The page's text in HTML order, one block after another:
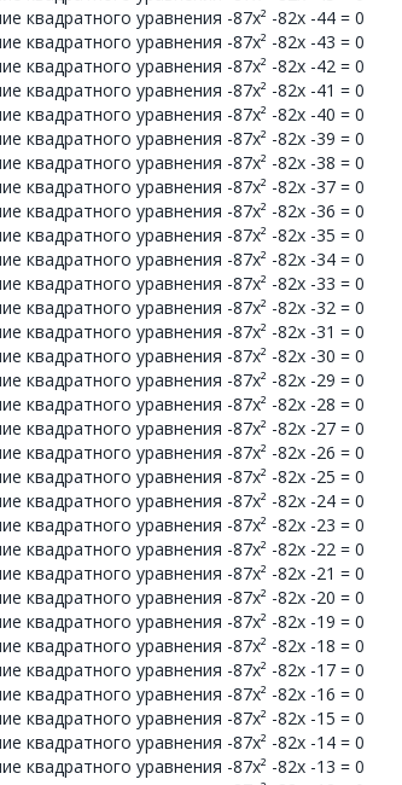
квадратного уравнения -87x² -82x -44 = 0
квадратного уравнения -87x² -82x -43 = 0
квадратного уравнения -87x² -82x -42 = 0
квадратного уравнения -87x² -82x -41 = 0
квадратного уравнения -87x² -82x -40 = 0
квадратного уравнения -87x² -82x -39 = 0
квадратного уравнения -87x² -82x -38 = 0
квадратного уравнения -87x² -82x -37 = 0
квадратного уравнения -87x² -82x -36 = 0
квадратного уравнения -87x² -82x -35 = 0
квадратного уравнения -87x² -82x -34 = 0
квадратного уравнения -87x² -82x -33 = 0
квадратного уравнения -87x² -82x -32 = 0
квадратного уравнения -87x² -82x -31 = 0
квадратного уравнения -87x² -82x -30 = 0
квадратного уравнения -87x² -82x -29 = 0
квадратного уравнения -87x² -82x -28 = 0
квадратного уравнения -87x² -82x -27 = 0
квадратного уравнения -87x² -82x -26 = 0
квадратного уравнения -87x² -82x -25 = 0
квадратного уравнения -87x² -82x -24 = 0
квадратного уравнения -87x² -82x -23 = 0
квадратного уравнения -87x² -82x -22 = 0
квадратного уравнения -87x² -82x -21 = 0
квадратного уравнения -87x² -82x -20 = 0
квадратного уравнения -87x² -82x -19 = 0
квадратного уравнения -87x² -82x -18 = 0
квадратного уравнения -87x² -82x -17 = 0
квадратного уравнения -87x² -82x -16 = 0
квадратного уравнения -87x² -82x -15 = 0
квадратного уравнения -87x² -82x -14 = 0
квадратного уравнения -87x² -82x -13 = 0